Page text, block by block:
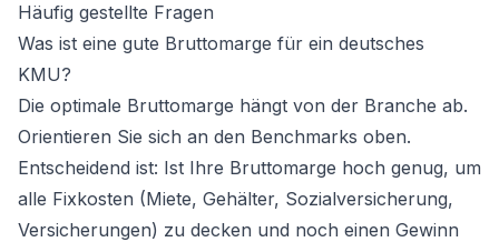
Häufig gestellte Fragen
Was ist eine gute Bruttomarge für ein deutsches
KMU?
Die optimale Bruttomarge hängt von der Branche ab.
Orientieren Sie sich an den Benchmarks oben.
Entscheidend ist: Ist Ihre Bruttomarge hoch genug, um
alle Fixkosten (Miete, Gehälter, Sozialversicherung,
Versicherungen) zu decken und noch einen Gewinn